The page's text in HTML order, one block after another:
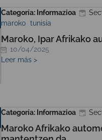
Categoría: Informazioa
maroko tunisia
Maroko, Ipar Afrikako
10/04/2025
Leer más >
Categoría: Informazioa
Maroko Afrikako